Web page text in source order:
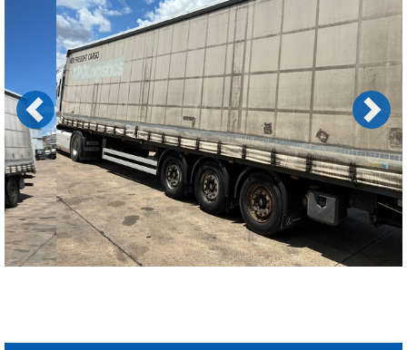
Previous Next